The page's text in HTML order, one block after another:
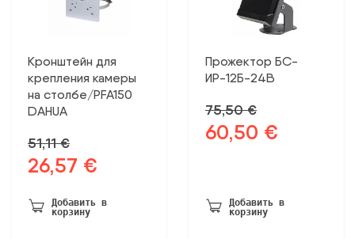
Кронштейн для
крепления камеры
на столбе/PFA150
DAHUA
51,11€
Первоначальная
цена
была:
51,11 €.
26,57 €
26,57 €.
Добавить в
корзину
Прожектор БС-
ИР-12Б-24В
75,50€
Первоначальная
цена
60,50 €
Добавить в
корзину